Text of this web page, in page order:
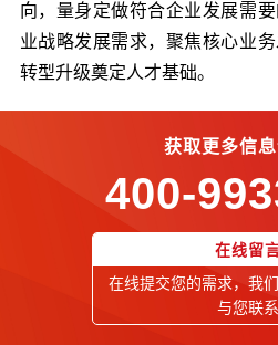
向，量身定做符合企业发展需
业战略发展需求，聚焦核心业
转型升级奠定人才基础。
获取更多信
400-
在线留
在线提交您的需求，我
与您联系